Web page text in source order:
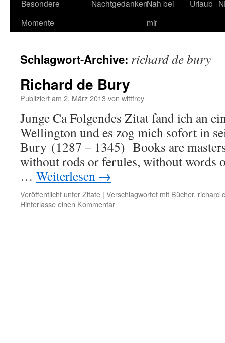
Besondere
Momente
NachtgedankenNah bei
mir
Urlaub
Schlagwort-Archive: richard de bury
Richard de Bury
Publiziert am 2. März 2013 von wittfrey
Junge Ca Folgendes Zitat fand ich an
Wellington und es zog mich sofort in
Bury (1287 – 1345) Books are
without rods or ferules, without words
… Weiterlesen →
Veröffentlicht unterZitate | Verschlagwortet mit Bücher, richard
Hinterlasse einen Kommentar